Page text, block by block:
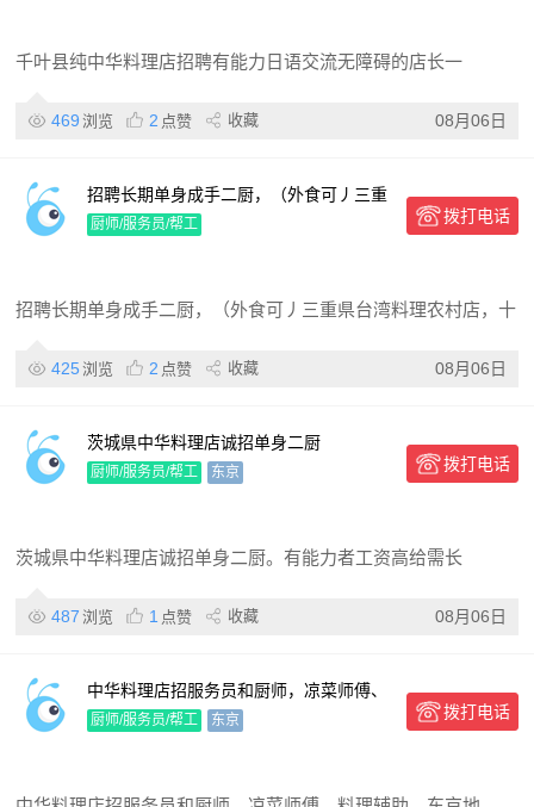
千叶县纯中华料理店招聘有能力日语交流无障碍的店长一
469 浏览 2 点赞 收藏 08月06日
招聘长期单身成手二厨，（外食可丿三重
県台湾料理农村店，十点下班，每周店
厨师/服务员/帮工 拨打电话
招聘长期单身成手二厨，（外食可丿三重県台湾料理农村店，十
425 浏览 2 点赞 收藏 08月06日
茨城県中华料理店诚招单身二厨
厨师/服务员/帮工 东京 拨打电话
茨城県中华料理店诚招单身二厨。有能力者工资高给需长
487 浏览 1 点赞 收藏 08月06日
中华料理店招服务员和厨师，凉菜师傅、
料理辅助
厨师/服务员/帮工 东京 拨打电话